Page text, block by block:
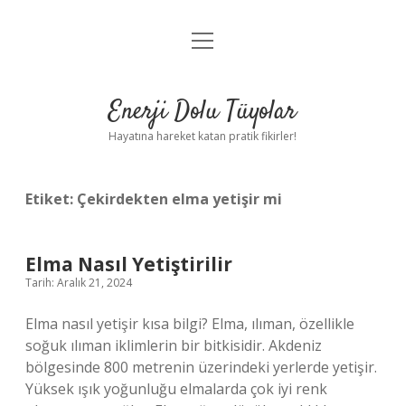
Anasayfa
Yasal Uyarı
menüyü
Enerji Dolu Tüyolar
Hayatına hareket katan pratik fikirler!
Etiket: Çekirdekten elma yetişir mi
Elma Nasıl Yetiştirilir
Tarih: Aralık 21, 2024
Elma nasıl yetişir kısa bilgi? Elma, ılıman, özellikle
soğuk ılıman iklimlerin bir bitkisidir. Akdeniz
bölgesinde 800 metrenin üzerindeki yerlerde yetişir.
Yüksek ışık yoğunluğu elmalarda çok iyi renk